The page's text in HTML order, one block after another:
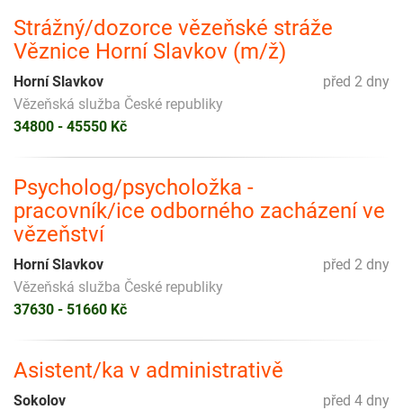
Strážný/dozorce vězeňské stráže
Věznice Horní Slavkov (m/ž)
před 2 dny
Horní Slavkov
Vězeňská služba České republiky
34800 - 45550 Kč
Psycholog/psycholožka -
pracovník/ice odborného zacházení ve
vězeňství
před 2 dny
Horní Slavkov
Vězeňská služba České republiky
37630 - 51660 Kč
Asistent/ka v administrativě
před 4 dny
Sokolov